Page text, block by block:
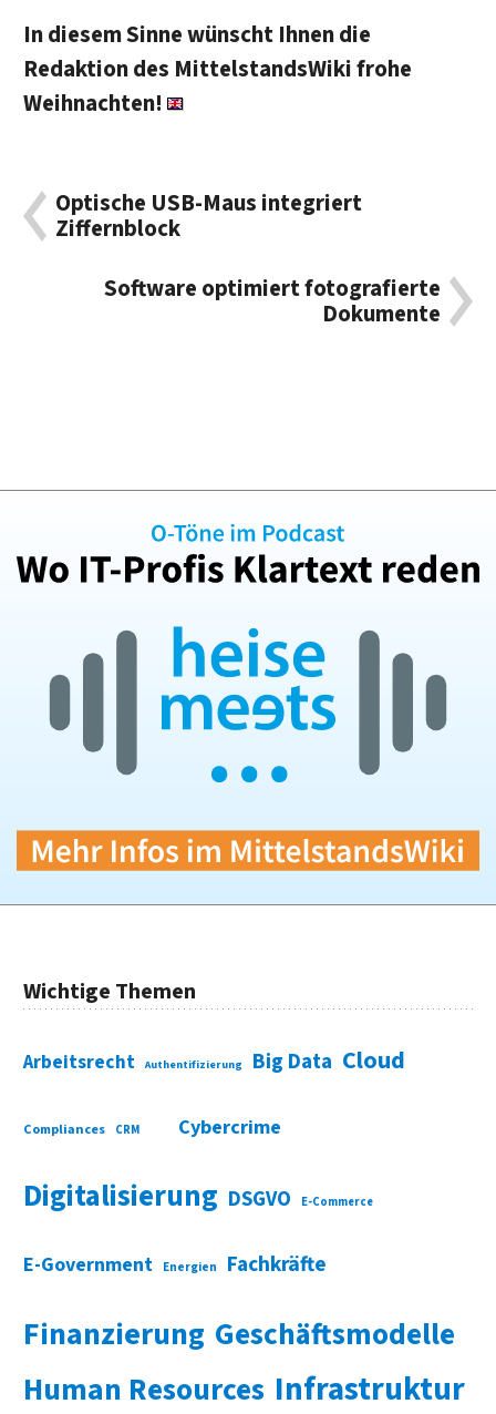
In diesem Sinne wünscht Ihnen die
Redaktion des MittelstandsWiki frohe
Weihnachten!
Optische USB-Maus integriert
Ziffernblock
Software optimiert fotografierte
Dokumente
Wichtige Themen
Arbeitsrecht Authentifizierung Big Data Cloud
Compliances CRM Cybercrime
Digitalisierung DSGVO E-Commerce
E-Government Energien Fachkräfte
Finanzierung Geschäftsmodelle
Human Resources Infrastruktur